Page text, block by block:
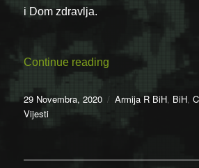
i Dom zdravlja.
Continue reading “Dopremanje
Posted
on
29 Novembra, 2020 Categories
Armija R BiH, BiH,
Vijesti